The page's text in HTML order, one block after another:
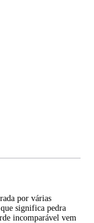
por várias
significa pedra
incomparável vem